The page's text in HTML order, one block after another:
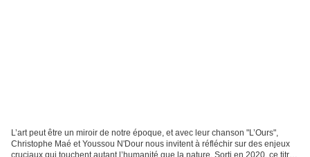
L’art peut être un miroir de notre époque, et avec leur chanson "L’Ours",
Christophe Maé et Youssou N'Dour nous invitent à réfléchir sur des enjeux
cruciaux qui touchent autant l’humanité que la nature. Sorti en 2020, ce titre